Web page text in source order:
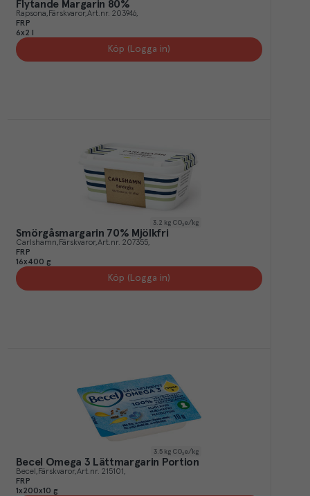
Flytande Margarin 80%
Rapsona Färskvaror Art.nr. 203946
FRP
6x2 l
Köp (Logga in)
3.2 kg CO₂e/kg
Smörgåsmargarin 70% Mjölkfri
Carlshamn Färskvaror Art.nr. 207355
FRP
16x400 g
Köp (Logga in)
3.5 kg CO₂e/kg
Becel Omega 3 Lättmargarin Portion
Becel Färskvaror Art.nr. 215101
FRP
1x200x10 g